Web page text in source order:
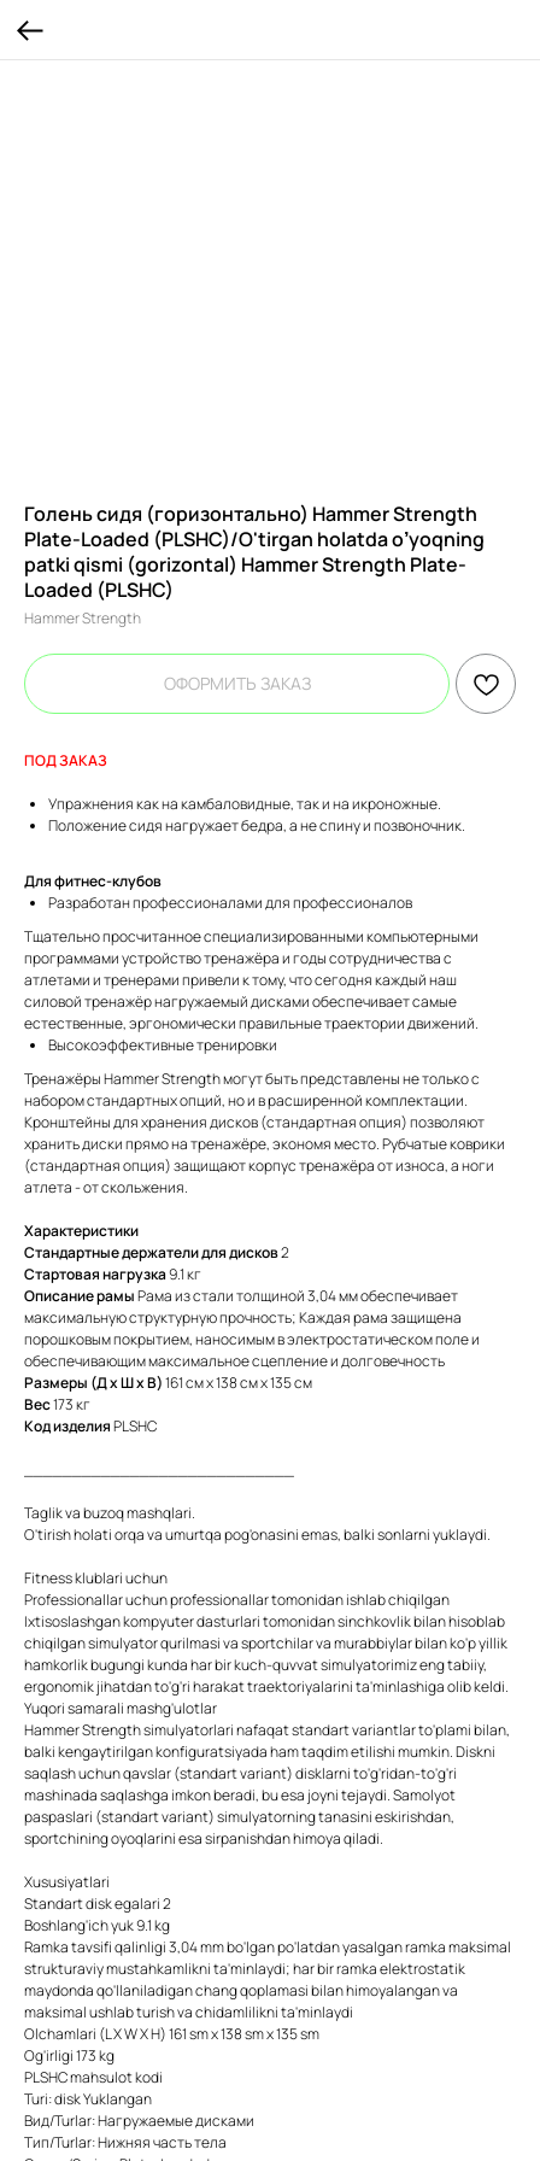
Голень сидя (горизонтально) Hammer Strength
Plate-Loaded (PLSHC)/O'tirgan holatda o’yoqning
patki qismi (gorizontal) Hammer Strength Plate-
Loaded (PLSHC)
Hammer Strength
ОФОРМИТЬ ЗАКАЗ
ПОД ЗАКАЗ
Упражнения как на камбаловидные, так и на икроножные.
Положение сидя нагружает бедра, а не спину и позвоночник.
Для фитнес-клубов
Разработан профессионалами для профессионалов
Тщательно просчитанное специализированными компьютерными
программами устройство тренажёра и годы сотрудничества с
атлетами и тренерами привели к тому, что сегодня каждый наш
силовой тренажёр нагружаемый дисками обеспечивает самые
естественные, эргономически правильные траектории движений.
Высокоэффективные тренировки
Тренажёры Hammer Strength могут быть представлены не только с
набором стандартных опций, но и в расширенной комплектации.
Кронштейны для хранения дисков (стандартная опция) позволяют
хранить диски прямо на тренажёре, экономя место. Рубчатые коврики
(стандартная опция) защищают корпус тренажёра от износа, а ноги
атлета - от скольжения.
Характеристики
Стандартные держатели для дисков2
Стартовая нагрузка9.1 кг
Описание рамыРама из стали толщиной 3,04 мм обеспечивает
максимальную структурную прочность; Каждая рама защищена
порошковым покрытием, наносимым в электростатическом поле и
обеспечивающим максимальное сцепление и долговечность
Размеры (Д x Ш x В)161 см x 138 см x 135 см
Вес173 кг
Код изделияPLSHC
Taglik va buzoq mashqlari.
O'tirish holati orqa va umurtqa pog'onasini emas, balki sonlarni yuklaydi.
Fitness klublari uchun
Professionallar uchun professionallar tomonidan ishlab chiqilgan
Ixtisoslashgan kompyuter dasturlari tomonidan sinchkovlik bilan hisoblab
chiqilgan simulyator qurilmasi va sportchilar va murabbiylar bilan ko'p yillik
hamkorlik bugungi kunda har bir kuch-quvvat simulyatorimiz eng tabiiy,
ergonomik jihatdan to'g'ri harakat traektoriyalarini ta'minlashiga olib keldi.
Yuqori samarali mashg'ulotlar
Hammer Strength simulyatorlari nafaqat standart variantlar to'plami bilan,
balki kengaytirilgan konfiguratsiyada ham taqdim etilishi mumkin. Diskni
saqlash uchun qavslar (standart variant) disklarni to'g'ridan-to'g'ri
mashinada saqlashga imkon beradi, bu esa joyni tejaydi. Samolyot
paspaslari (standart variant) simulyatorning tanasini eskirishdan,
sportchining oyoqlarini esa sirpanishdan himoya qiladi.
Xususiyatlari
Standart disk egalari 2
Boshlang'ich yuk 9.1 kg
Ramka tavsifi qalinligi 3,04 mm bo'lgan po'latdan yasalgan ramka maksimal
strukturaviy mustahkamlikni ta'minlaydi; har bir ramka elektrostatik
maydonda qo'llaniladigan chang qoplamasi bilan himoyalangan va
maksimal ushlab turish va chidamlilikni ta'minlaydi
Olchamlari (L X W X H) 161 sm x 138 sm x 135 sm
Og'irligi 173 kg
PLSHC mahsulot kodi
Turi: disk Yuklangan
Вид/Turlar: Нагружаемые дисками
Тип/Turlar: Нижняя часть тела